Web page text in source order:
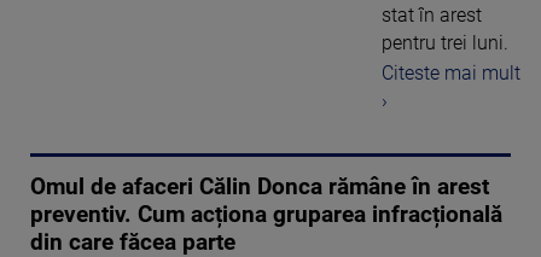
stat în arest
pentru trei luni.
Citeste mai mult
›
Omul de afaceri Călin Donca rămâne în arest
preventiv. Cum acționa gruparea infracțională
din care făcea parte